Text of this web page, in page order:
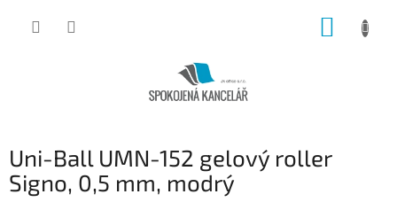
Uni-Ball UMN-152 gelový roller
Signo, 0,5 mm, modrý